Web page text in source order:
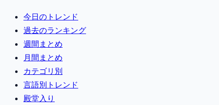
今日のトレンド
過去のランキング
週間まとめ
月間まとめ
カテゴリ別
言語別トレンド
殿堂入り